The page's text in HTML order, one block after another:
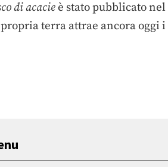
di acacieè stato pubblicato
terra attrae ancora oggi